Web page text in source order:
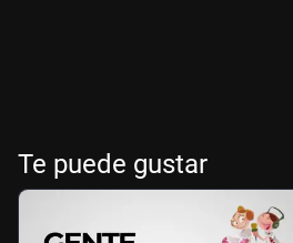
Te puede gustar